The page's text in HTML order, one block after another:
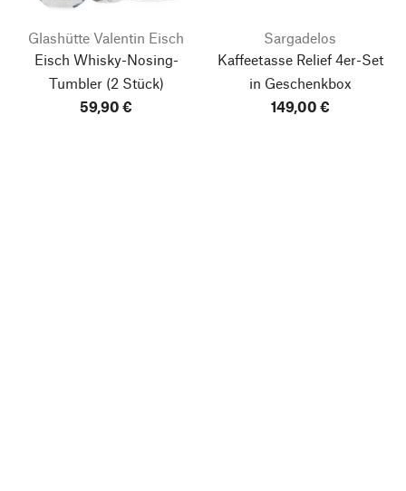
Glashütte Valentin Eisch
Eisch Whisky-Nosing-
Tumbler(2 Stück)
59,90 €
Sargadelos
Kaffeetasse Relief4er-Set
in Geschenkbox
149,00 €